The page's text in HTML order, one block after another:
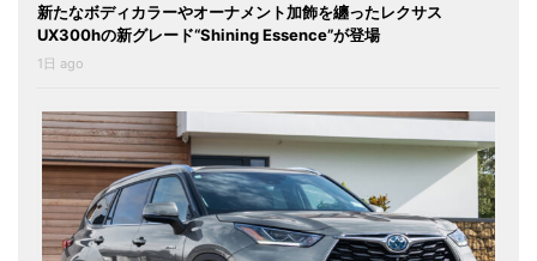
新たなボディカラーやオーナメント加飾を纏ったレクサス
UX300hの新グレード“Shining Essence”が登場
1日 ago